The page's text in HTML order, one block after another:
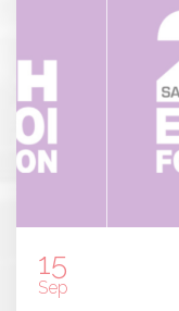
15
Sep